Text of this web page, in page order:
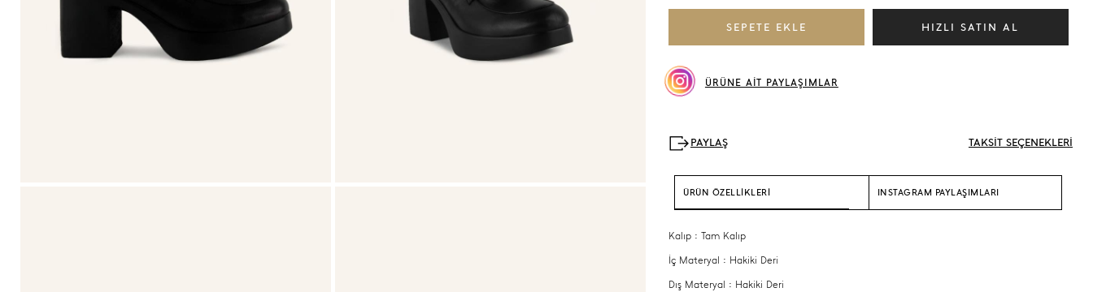
ÜRÜNE AİT PAYLAŞIMLAR
TAKSİT SEÇENEKLERİ
ÜRÜN ÖZELLİKLERİ INSTAGRAM PAYLAŞIMLARI
Kalıp : Tam Kalıp
İç Materyal : Hakiki Deri
Dış Materyal : Hakiki Deri